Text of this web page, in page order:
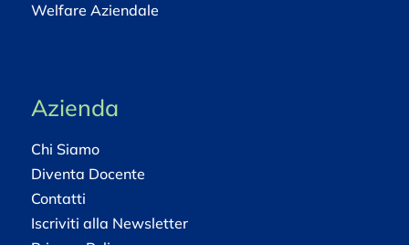
Welfare Aziendale
Azienda
Chi Siamo
Diventa Docente
Contatti
Iscriviti alla Newsletter